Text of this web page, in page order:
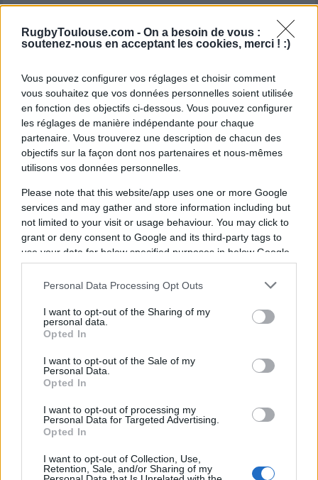
RugbyToulouse.com - On a besoin de vous :
soutenez-nous en acceptant les cookies, merci ! :)
Vous pouvez configurer vos réglages et choisir comment
vous souhaitez que vos données personnelles soient utilisée
en fonction des objectifs ci-dessous. Vous pouvez configurer
les réglages de manière indépendante pour chaque
partenaire. Vous trouverez une description de chacun des
objectifs sur la façon dont nos partenaires et nous-mêmes
utilisons vos données personnelles.
Please note that this website/app uses one or more Google
services and may gather and store information including but
not limited to your visit or usage behaviour. You may click to
grant or deny consent to Google and its third-party tags to
use your data for below specified purposes in below Google
consent section.
Personal Data Processing Opt Outs
I want to opt-out of the Sharing of my
personal data.
Opted In
I want to opt-out of the Sale of my
Personal Data.
Opted In
I want to opt-out of processing my
Personal Data for Targeted Advertising.
Opted In
I want to opt-out of Collection, Use,
Retention, Sale, and/or Sharing of my
dernières semaines. Le club a même
accueilli le joueur pour discuter de son
avenir. L'objectif serait de préparer la
succession de Pita Ahki, dont le contrat
expire en juin 2026 et qui fêtera ses 32 ans
dans quelques jours.
Moefana, bien que discutant d'une
prolongation avec l'UBB, n'aurait pas été
insensible aux avances toulousaines.
L'UBB cherche à convaincre
partir Moefana sans combattre. Le club
girondin mettrait tout mis en œuvre pour le
convaincre de rester.
Selonles informations de Rugbyrama
sein de l'UBB quant à la prolongation de
Moefana. Yoram Moefana devrait bientôt
trancher entre l'UBB et le Stade Toulousain...